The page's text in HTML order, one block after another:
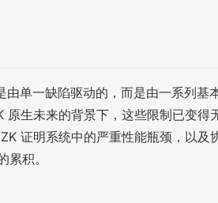
由单一缺陷驱动的，而是由一系列基
原生未来的背景下，这些限制已变得
证明系统中的严重性能瓶颈，以及
积。